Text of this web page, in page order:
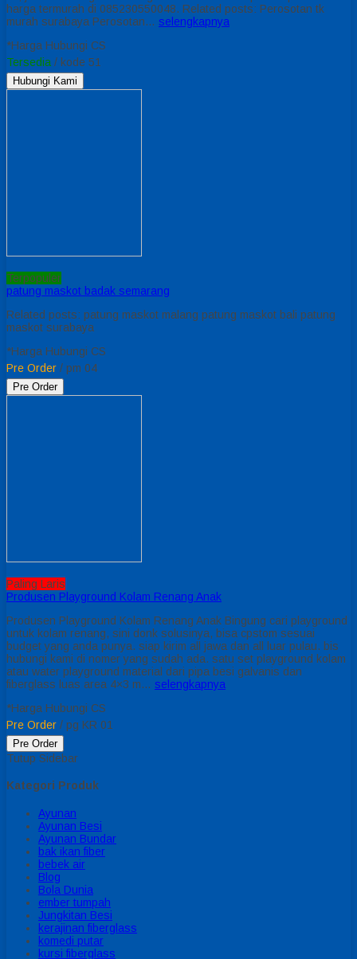
harga termurah di 085230550048. Related posts: Perosotan tk
murah surabaya Perosotan… selengkapnya
*Harga Hubungi CS
Tersedia / kode 51
Hubungi Kami
Terpopuler
patung maskot badak semarang
Related posts: patung maskot malang patung maskot bali patung
maskot surabaya
*Harga Hubungi CS
Pre Order / pm 04
Pre Order
Paling Laris
Produsen Playground Kolam Renang Anak
Produsen Playground Kolam Renang Anak Bingung cari playground
untuk kolam renang, sini donk solusinya, bisa cpstom sesuai
budget yang anda punya. siap kirim all jawa dan all luar pulau. bis
hubungi kami di nomer yang sudah ada. satu set playground kolam
atau water playground material dari pipa besi galvanis dan
fiberglass luas area 4×3 m… selengkapnya
*Harga Hubungi CS
Pre Order / pg KR 01
Pre Order
Tutup Sidebar
Kategori Produk
Ayunan
Ayunan Besi
Ayunan Bundar
bak ikan fiber
bebek air
Blog
Bola Dunia
ember tumpah
Jungkitan Besi
kerajinan fiberglass
komedi putar
kursi fiberglass